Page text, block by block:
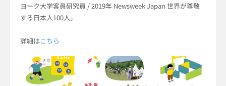
ヨーク大学客員研究員 / 2019年 Newsweek Japan 世界が尊敬
する日本人100人。
詳細はこちら